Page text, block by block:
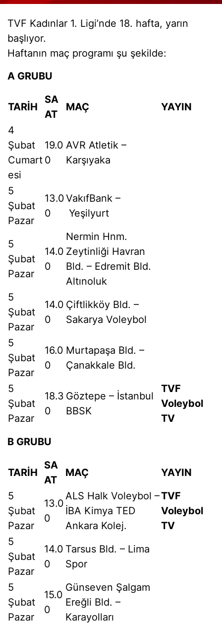
TVF Kadınlar 1. Ligi’nde 18. hafta, yarın
başlıyor.
Haftanın maç programı şu şekilde:
A GRUBU
TARİH
SA
AT
MAÇ
YAYIN
4
Şubat
Cumart
esi
19.0
0
AVR Atletik –
Karşıyaka
5
Şubat
Pazar
13.0
0
VakıfBank –
Yeşilyurt
5
Şubat
Pazar
14.0
0
Nermin Hnm.
Zeytinliği Havran
Bld. – Edremit Bld.
Altınoluk
5
Şubat
Pazar
14.0
0
Çiftlikköy Bld. –
Sakarya Voleybol
5
Şubat
Pazar
16.0
0
Murtapaşa Bld. –
Çanakkale Bld.
5
Şubat
Pazar
18.3
0
Göztepe – İstanbul
BBSK
TVF
Voleybol
TV
B GRUBU
TARİH
SA
AT
MAÇ
YAYIN
5
Şubat
Pazar
13.0
0
ALS Halk Voleybol –
İBA Kimya TED
Ankara Kolej.
TVF
Voleybol
TV
5
Şubat
Pazar
14.0
0
Tarsus Bld. – Lima
Spor
5
Şubat
Pazar
15.0
0
Günseven Şalgam
Ereğli Bld. –
Karayolları